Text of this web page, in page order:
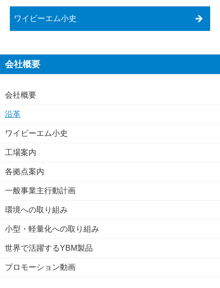
ワイビーエム小史
会社概要
会社概要
沿革
ワイビーエム小史
工場案内
各拠点案内
一般事業主行動計画
環境への取り組み
小型・軽量化への取り組み
世界で活躍するYBM製品
プロモーション動画